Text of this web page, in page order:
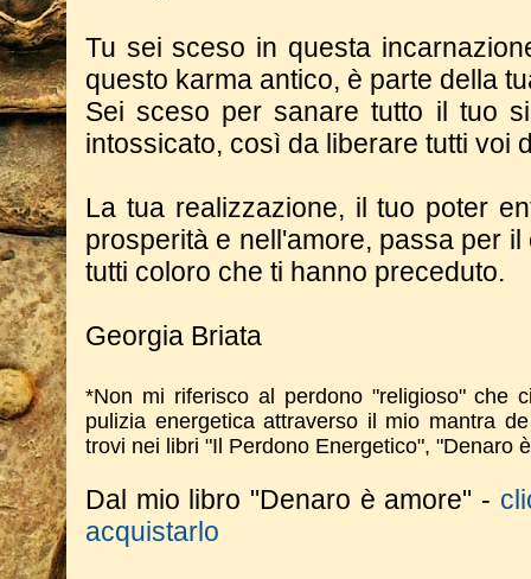
Tu sei sceso in questa
questo karma antico, è parte della
Sei sceso per sanare tutto il tuo
intossicato, così da liberare tutti voi
La tua realizzazione, il tuo poter
prosperità e nell'amore, passa per
tutti coloro che ti hanno preceduto.
Georgia Briata
*Non mi riferisco al perdono "religioso" che
pulizia energetica attraverso il mio mantra
trovi nei libri "Il Perdono Energetico", "Denaro
Dal mio libro "Denaro è amore" -
acquistarlo